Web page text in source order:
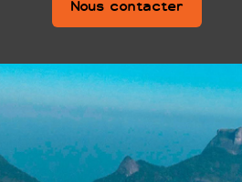
Nous contacter